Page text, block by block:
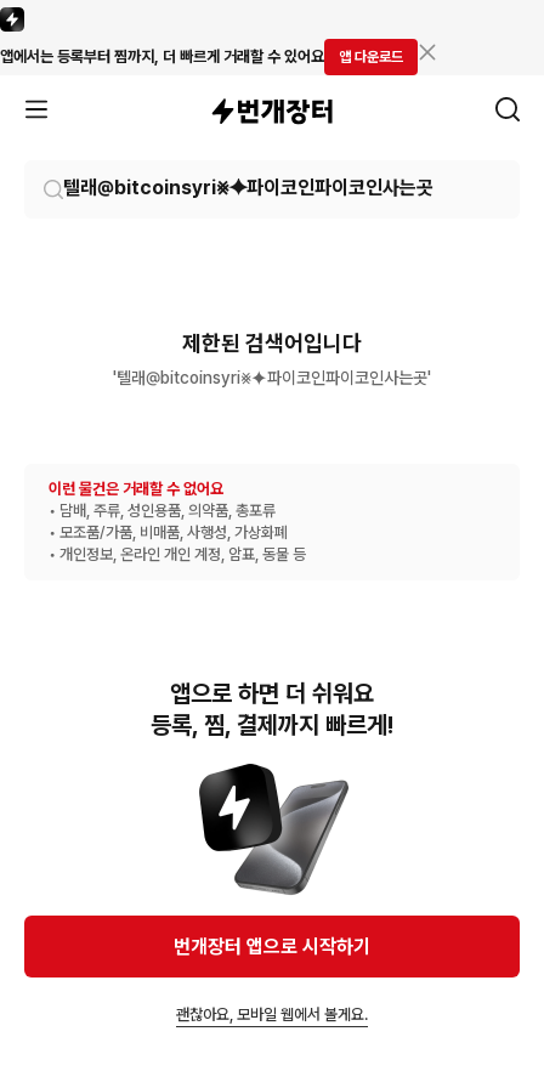
앱에서는 등록부터 찜까지, 더 빠르게 거래할 수 있어요 앱 다운로드
제한된 검색어입니다
'텔래@bitcoinsyri⨳⯌파이코인파이코인사는곳'
이런 물건은 거래할 수 없어요
• 담배, 주류, 성인용품, 의약품, 총포류
• 모조품/가품, 비매품, 사행성, 가상화폐
• 개인정보, 온라인 개인 계정, 암표, 동물 등
번개장터(주) 사업자정보, 이용약관 및 기타 법적고지
번개장터㈜는 통신판매중개자이며, 통신판매의 당사자가 아닙니다. 전자상거래 등에서의
소비자보호에 관한 법률 등 관련 법령 및 번개장터㈜의 약관에 따라 상품, 상품정보, 거래에 관한 책임은
개별 판매자에게 귀속하고, 번개장터㈜는 원칙적으로 회원간 거래에 대하여 책임을 지지 않습니다.
다만, 번개장터㈜가 직접 판매하는 상품에 대한 책임은 번개장터㈜에게 귀속합니다.
APP 다운로드
앱으로 하면 더 쉬워요
등록, 찜, 결제까지 빠르게!
번개장터 앱으로 시작하기
괜찮아요, 모바일 웹에서 볼게요.